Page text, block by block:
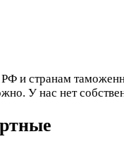
и странам
У нас нет